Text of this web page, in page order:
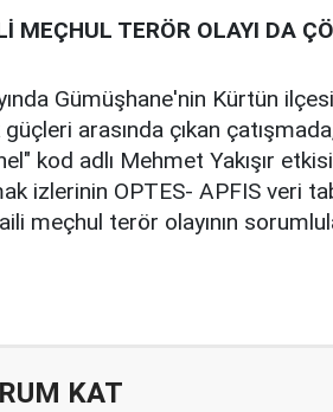
MEÇHUL TERÖR OLAYI DA
Gümüşhane'nin Kürtün
güçleri arasında çıkan
kod adlı Mehmet Yakışır
izlerinin OPTES- APFIS veri
meçhul terör olayının
KAT